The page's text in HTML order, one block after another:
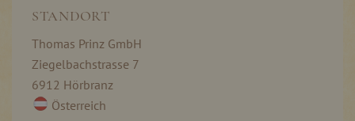
STANDORT
Thomas Prinz GmbH
Ziegelbachstrasse 7
6912 Hörbranz
Österreich